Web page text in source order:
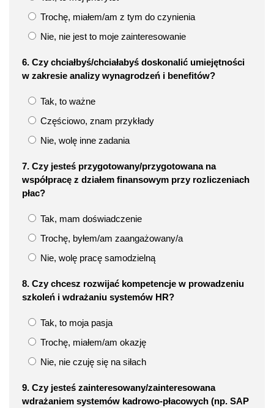
Trochę, miałem/am z tym do czynienia
Nie, nie jest to moje zainteresowanie
6. Czy chciałbyś/chciałabyś doskonalić umiejętności
w zakresie analizy wynagrodzeń i benefitów?
Tak, to ważne
Częściowo, znam przykłady
Nie, wolę inne zadania
7. Czy jesteś przygotowany/przygotowana na
współpracę z działem finansowym przy rozliczeniach
płac?
Tak, mam doświadczenie
Trochę, byłem/am zaangażowany/a
Nie, wolę pracę samodzielną
8. Czy chcesz rozwijać kompetencje w prowadzeniu
szkoleń i wdrażaniu systemów HR?
Tak, to moja pasja
Trochę, miałem/am okazję
Nie, nie czuję się na siłach
9. Czy jesteś zainteresowany/zainteresowana
wdrażaniem systemów kadrowo-płacowych (np. SAP